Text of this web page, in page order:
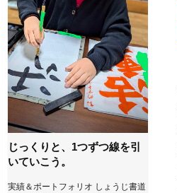
じっくりと、1つずつ線を引
いていこう。
実績＆ポートフォリオ しょうじ書道